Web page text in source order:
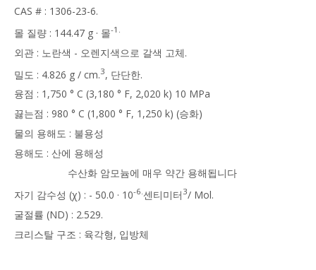
CAS # : 1306-23-6.
몰 질량 : 144.47 g · 몰-1.
외관 : 노란색 - 오렌지색으로 갈색 고체.
밀도 : 4.826 g / cm.3, 단단한.
융점 : 1,750 ° C (3,180 ° F, 2,020 k) 10 MPa
끓는점 : 980 ° C (1,800 ° F, 1,250 k) (승화)
물의 용해도 : 불용성
용해도 : 산에 용해성
수산화 암모늄에 매우 약간 용해됩니다
자기 감수성 (χ) : - 50.0 · 10-6.센티미터 3/ Mol.
굴절률 (ND) : 2.529.
크리스탈 구조 : 육각형, 입방체